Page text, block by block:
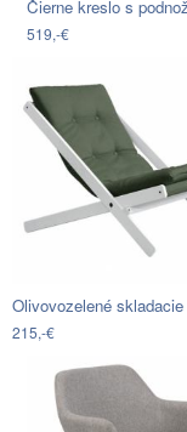
519,-€
215,-€